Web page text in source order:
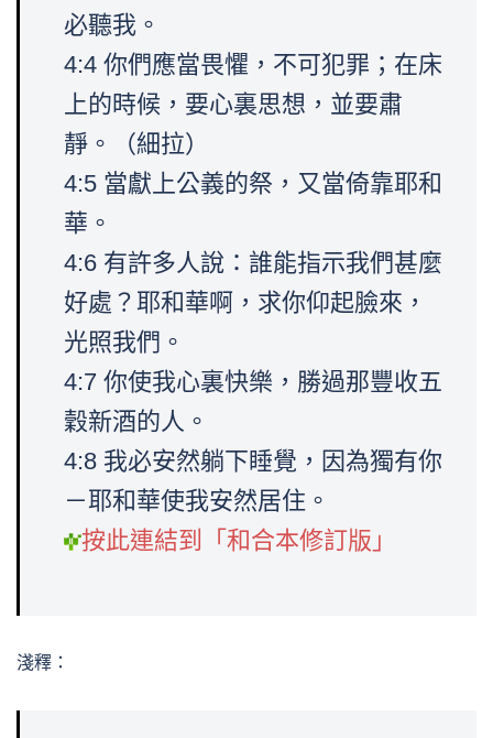
必聽我。
4:4 你們應當畏懼，不可犯罪；在床
上的時候，要心裏思想，並要肅
靜。（細拉）
4:5 當獻上公義的祭，又當倚靠耶和
華。
4:6 有許多人說：誰能指示我們甚麼
好處？耶和華啊，求你仰起臉來，
光照我們。
4:7 你使我心裏快樂，勝過那豐收五
穀新酒的人。
4:8 我必安然躺下睡覺，因為獨有你
－耶和華使我安然居住。
按此連結到「和合本修訂版」
淺釋：